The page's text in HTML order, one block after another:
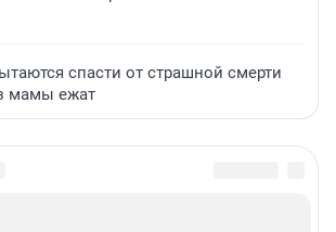
спасти от страшной смерти
мамы ежат